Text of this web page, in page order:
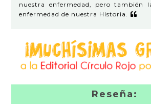
nuestra enfermedad, pero también
enfermedad de nuestra Historia.
Reseña: